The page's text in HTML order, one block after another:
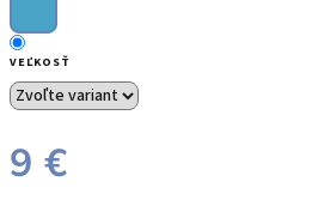
VEĽKOSŤ
9 €